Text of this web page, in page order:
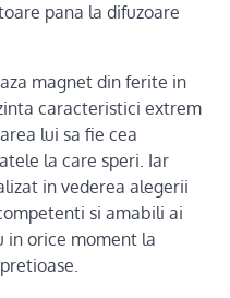
pana la difuzoare
magnet din ferite in
caracteristici extrem
lui sa fie cea
la care speri. Iar
in vederea alegerii
si amabili ai
in orice moment la